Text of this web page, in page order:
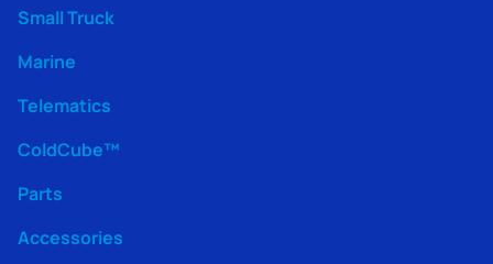
Small Truck
Marine
Telematics
ColdCube™
Parts
Accessories